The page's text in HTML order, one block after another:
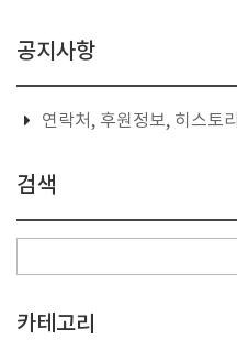
공지사항
연락처, 후원정보, 히스토리
검색
카테고리